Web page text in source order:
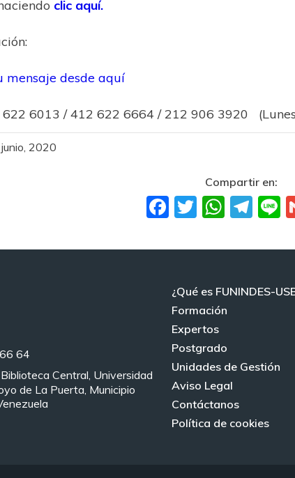
clic aquí.
mensaje desde aquí
6013 / 412 622 6664 / 212 906 3920
2020
Compartir en:
Facebook
Twitter
64
Central, Universidad
de La Puerta, Municipio
¿Qué es FUNINDES-
Formación
Expertos
Postgrado
Unidades de Gestión
Aviso Legal
Contáctanos
Política de cookies